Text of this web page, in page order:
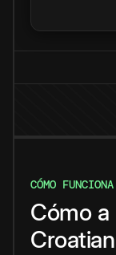
CÓMO FUNCIONA
Cómo a
Croatian